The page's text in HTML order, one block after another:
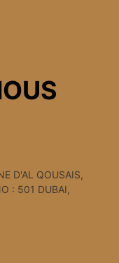
D'AL QOUSAIS,
: 501 DUBAI,